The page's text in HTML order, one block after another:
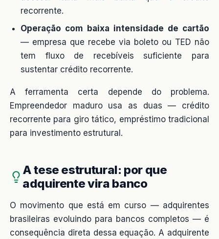
recorrente.
Operação com baixa intensidade de cartão
— empresa que recebe via boleto ou TED não
tem fluxo de recebíveis suficiente para
sustentar crédito recorrente.
A ferramenta certa depende do problema.
Empreendedor maduro usa as duas — crédito
recorrente para giro tático, empréstimo tradicional
para investimento estrutural.
A tese estrutural: por que
adquirente vira banco
O movimento que está em curso — adquirentes
brasileiras evoluindo para bancos completos — é
consequência direta dessa equação. A adquirente